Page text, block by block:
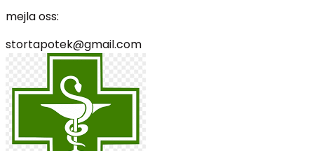
mejla oss:
stortapotek@gmail.com